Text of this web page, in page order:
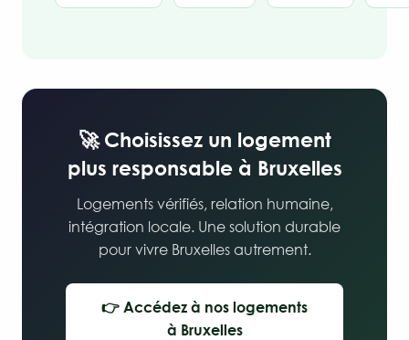
🚀 Choisissez un logement
plus responsable à Bruxelles
Logements vérifiés, relation humaine,
intégration locale. Une solution durable
pour vivre Bruxelles autrement.
👉 Accédez à nos logements
à Bruxelles